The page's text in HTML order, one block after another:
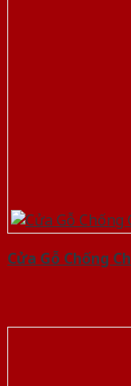
Cửa Gỗ Chống